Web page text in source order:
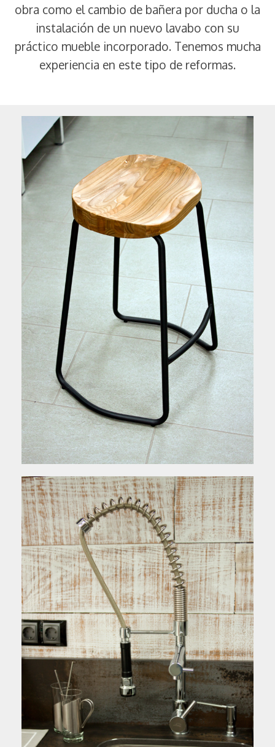
obra como el cambio de bañera por ducha o la
instalación de un nuevo lavabo con su
práctico mueble incorporado. Tenemos mucha
experiencia en este tipo de reformas.